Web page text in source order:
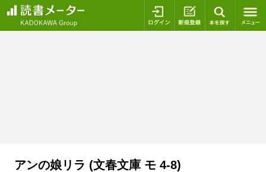
ログイン 新規登録
アンの娘リラ (文春文庫 モ 4-8)